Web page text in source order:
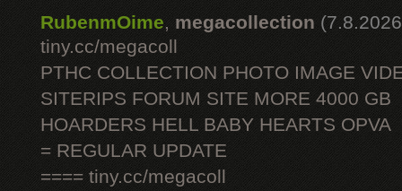
RubenmOime, megacollection
tiny.cc/megacoll
PTHC COLLECTION PHOTO IMAGE
SITERIPS FORUM SITE MORE 4000 GB
HOARDERS HELL BABY HEARTS OPVA
= REGULAR UPDATE
==== tiny.cc/megacoll